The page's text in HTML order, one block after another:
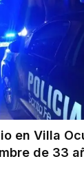
en Villa
de 33